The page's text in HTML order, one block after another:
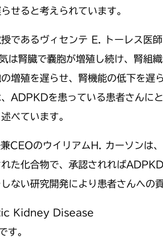
せると考えられています。
であるヴィセンテ E. トーレス
は腎臓で嚢胞が増殖し続け、腎組
増殖を遅らせ、腎機能の低下を
ADPKDを患っている患者さんに
べています。
のウイリアムH. カーソンは
た化合物で、承認されれば
ない研究開発により患者さんへの
Kidney Disease
す。